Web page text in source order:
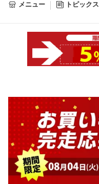
メニュー トピックス